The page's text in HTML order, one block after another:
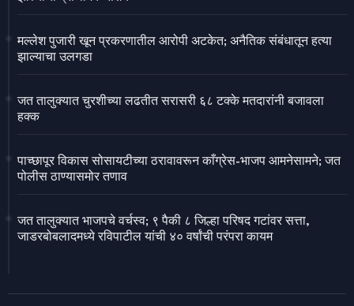
मल्लेश पुजारी खून प्रकरणातील आरोपी अटकेत; अनैतिक संबंधातून हत्या
झाल्याचा उलगडा
जत तालुक्यात चुरशीच्या लढतीत सरासरी ६८ टक्के मतदारांनी बजावला
हक्क
पाच्छापूर विकास सोसायटीच्या ठरावावरून काँग्रेस-भाजप आमनेसामने; जत
पोलीस ठाण्यासमोर तणाव
जत तालुक्यात भाजपचे वर्चस्व; ९ पैकी ८ जिल्हा परिषद गटांवर सत्ता,
जाडरबोबलादमध्ये रविपाटील यांची ४० वर्षांची परंपरा कायम